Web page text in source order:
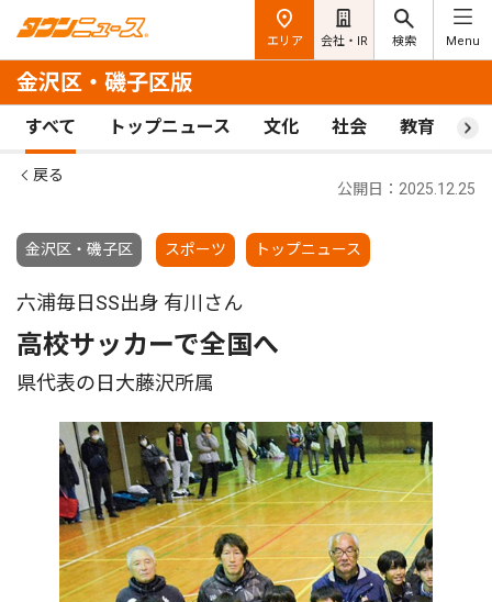
エリア 会社・IR 検索 Menu
金沢区・磯子区版
すべて トップニュース 文化 社会 教育 ス
戻る
金沢区・磯子区 スポーツ トップニュース
公開日：2025.12.25
六浦毎日SS出身 有川さん
高校サッカーで全国へ
県代表の日大藤沢所属